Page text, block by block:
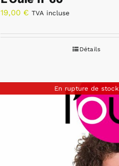
19,00 € TVA incluse
Détails
En rupture de stock